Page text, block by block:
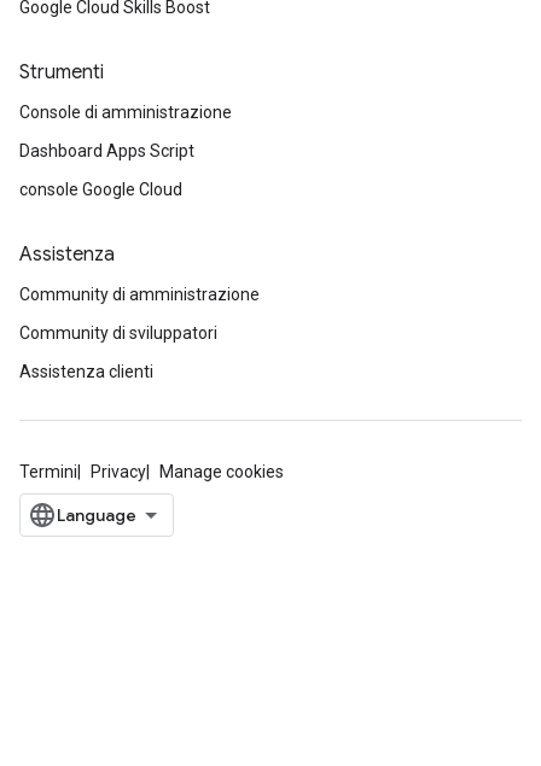
Google Cloud Skills Boost
Strumenti
Console di amministrazione
Dashboard Apps Script
console Google Cloud
Assistenza
Community di amministrazione
Community di sviluppatori
Assistenza clienti
Termini Privacy Manage cookies